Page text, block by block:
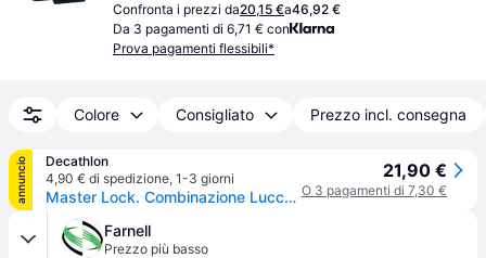
Confronta i prezzi da20,15 €a46,92 €
Da 3 pagamenti di 6,71 € con
Prova pagamenti flessibili*
Colore Consigliato Prezzo incl. consegna
annuncio
Decathlon
4,90 € di spedizione, 1-3 giorni
Master Lock. Combinazione Lucchetto X 5,9 X 6,4 X 2,6 5,9 X 6,4 X 2,6 Cm Lucchetti Ritiro Gratis - UNICA
21,90 €
O 3 pagamenti di 7,30 €
Farnell
Prezzo più basso